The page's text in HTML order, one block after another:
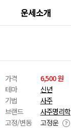
운세소개
가격
6,500 원
테마
신년
기법
사주
브랜드
사주명리학
고정/변동
고정운